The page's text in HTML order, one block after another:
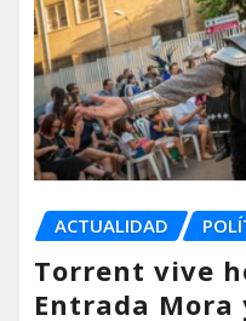
ACTUALIDAD
Torrent vive
Entrada Mora